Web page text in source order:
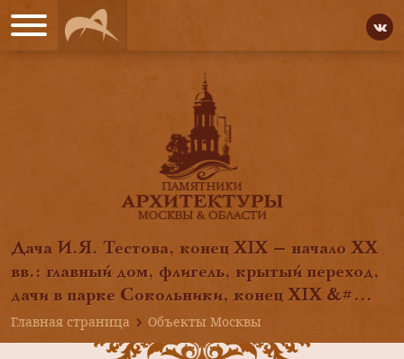
Дача И.Я. Тестова, конец XIX — начало XX
вв.: главный дом, флигель, крытый переход,
дачи в парке Сокольники, конец XIX &#...
Главная страница
Объекты Москвы